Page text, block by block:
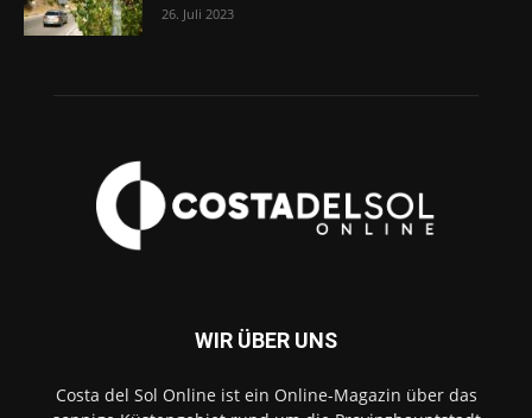
26. Juli 2023
WIR ÜBER UNS
Costa del Sol Online ist ein Online-Magazin über das